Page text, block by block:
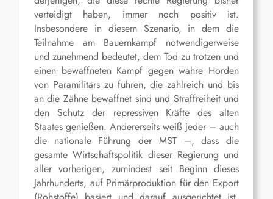
verteidigt haben, immer noch positiv ist.
Insbesondere in diesem Szenario, in dem die
Teilnahme am Bauernkampf notwendigerweise
und zunehmend bedeutet, dem Tod zu trotzen und
einen bewaffneten Kampf gegen wahre Horden
von Paramilitärs zu führen, die zahlreich und bis
an die Zähne bewaffnet sind und Straffreiheit und
den Schutz der repressiven Kräfte des alten
Staates genießen. Andererseits weiß jeder – auch
die nationale Führung der MST –, dass die
gesamte Wirtschaftspolitik dieser Regierung und
aller vorherigen, zumindest seit Beginn dieses
Jahrhunderts, auf Primärproduktion für den Export